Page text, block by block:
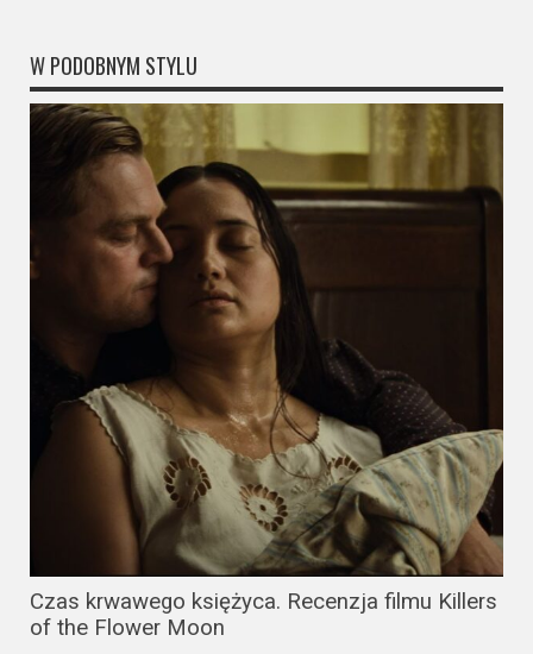
2014
W PODOBNYM STYLU
Czas krwawego księżyca. Recenzja filmu Killers
of the Flower Moon